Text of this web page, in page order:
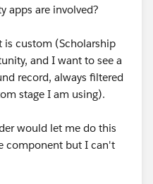
apps are involved?
is custom (Scholarship
and I want to see a
record, always filtered
stage I am using).
would let me do this
component but I can't